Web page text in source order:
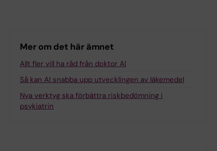
Mer om det här ämnet
Allt fler vill ha råd från doktor AI
Så kan AI snabba upp utvecklingen av läkemedel
Nya verktyg ska förbättra riskbedömning i
psykiatrin